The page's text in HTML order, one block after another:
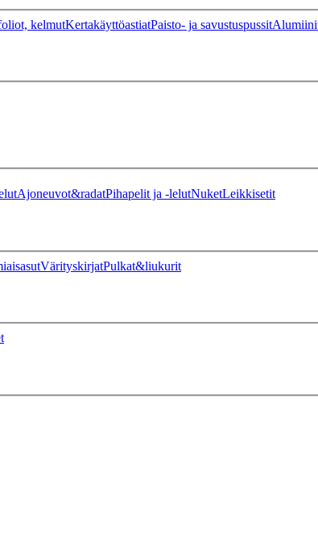
kelmutKertakäyttöastiatPaisto- ja savustuspussit
Ajoneuvot&radatPihapelit ja -lelutNuketLeikkisetit
VärityskirjatPulkat&liukurit